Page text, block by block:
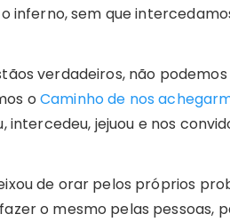
inferno, sem que
verdadeiros, não
o Caminho de nos
intercedeu, jejuou e nos
de orar pelos próprios
o mesmo pelas pessoas,